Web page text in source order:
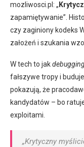
mozliwosci.pl: „
zapamiętywanie”.
czy zaginiony kodeks
założeń i szukania
W tech to jak
fałszywe tropy i
pokazują, że
kandydatów – bo
exploitami.
„Krytyczny